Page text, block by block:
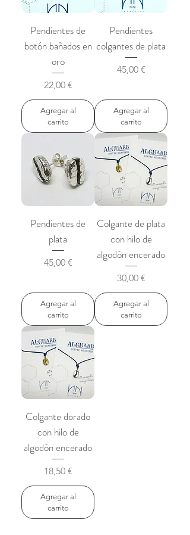
Pendientes de
botón bañados en
oro
Precio
22,00 €
Agregar al
carrito
Pendientes
colgantes de plata
Precio
45,00 €
Agregar al
carrito
Pendientes de
plata
Precio
45,00 €
Agregar al
carrito
Colgante de plata
con hilo de
algodón encerado
Precio
30,00 €
Agregar al
carrito
Colgante dorado
con hilo de
algodón encerado
Precio
18,50 €
Agregar al
carrito